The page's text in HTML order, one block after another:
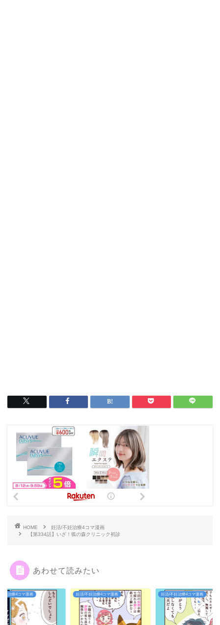
HOME
妊活/不妊治療4コマ漫画
【第334話】いざ！狐の森クリニック初診
あわせて読みたい
妊治療4コマ漫画 妊活/不妊治療4コマ漫画 妊活/不妊治療4コマ漫画